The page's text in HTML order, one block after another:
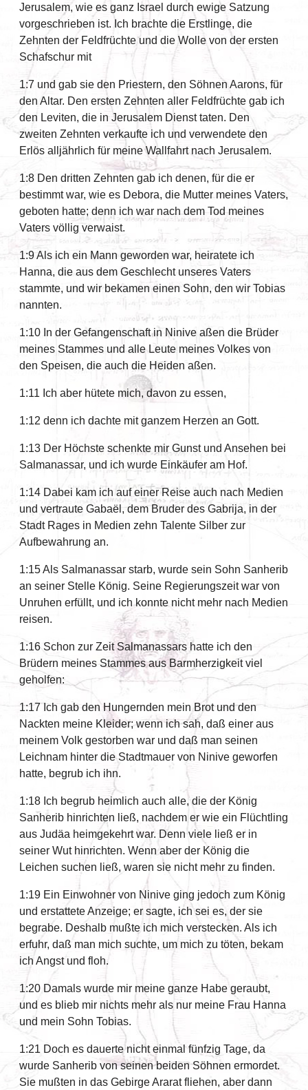
Jerusalem, wie es ganz Israel durch ewige Satzung
vorgeschrieben ist. Ich brachte die Erstlinge, die
Zehnten der Feldfrüchte und die Wolle von der ersten
Schafschur mit
1:7 und gab sie den Priestern, den Söhnen Aarons, für
den Altar. Den ersten Zehnten aller Feldfrüchte gab ich
den Leviten, die in Jerusalem Dienst taten. Den
zweiten Zehnten verkaufte ich und verwendete den
Erlös alljährlich für meine Wallfahrt nach Jerusalem.
1:8 Den dritten Zehnten gab ich denen, für die er
bestimmt war, wie es Debora, die Mutter meines Vaters,
geboten hatte; denn ich war nach dem Tod meines
Vaters völlig verwaist.
1:9 Als ich ein Mann geworden war, heiratete ich
Hanna, die aus dem Geschlecht unseres Vaters
stammte, und wir bekamen einen Sohn, den wir Tobias
nannten.
1:10 In der Gefangenschaft in Ninive aßen die Brüder
meines Stammes und alle Leute meines Volkes von
den Speisen, die auch die Heiden aßen.
1:11 Ich aber hütete mich, davon zu essen,
1:12 denn ich dachte mit ganzem Herzen an Gott.
1:13 Der Höchste schenkte mir Gunst und Ansehen bei
Salmanassar, und ich wurde Einkäufer am Hof.
1:14 Dabei kam ich auf einer Reise auch nach Medien
und vertraute Gabaël, dem Bruder des Gabrija, in der
Stadt Rages in Medien zehn Talente Silber zur
Aufbewahrung an.
1:15 Als Salmanassar starb, wurde sein Sohn Sanherib
an seiner Stelle König. Seine Regierungszeit war von
Unruhen erfüllt, und ich konnte nicht mehr nach Medien
reisen.
1:16 Schon zur Zeit Salmanassars hatte ich den
Brüdern meines Stammes aus Barmherzigkeit viel
geholfen:
1:17 Ich gab den Hungernden mein Brot und den
Nackten meine Kleider; wenn ich sah, daß einer aus
meinem Volk gestorben war und daß man seinen
Leichnam hinter die Stadtmauer von Ninive geworfen
hatte, begrub ich ihn.
1:18 Ich begrub heimlich auch alle, die der König
Sanherib hinrichten ließ, nachdem er wie ein Flüchtling
aus Judäa heimgekehrt war. Denn viele ließ er in
seiner Wut hinrichten. Wenn aber der König die
Leichen suchen ließ, waren sie nicht mehr zu finden.
1:19 Ein Einwohner von Ninive ging jedoch zum König
und erstattete Anzeige; er sagte, ich sei es, der sie
begrabe. Deshalb mußte ich mich verstecken. Als ich
erfuhr, daß man mich suchte, um mich zu töten, bekam
ich Angst und floh.
1:20 Damals wurde mir meine ganze Habe geraubt,
und es blieb mir nichts mehr als nur meine Frau Hanna
und mein Sohn Tobias.
1:21 Doch es dauerte nicht einmal fünfzig Tage, da
wurde Sanherib von seinen beiden Söhnen ermordet.
Sie mußten in das Gebirge Ararat fliehen, aber dann